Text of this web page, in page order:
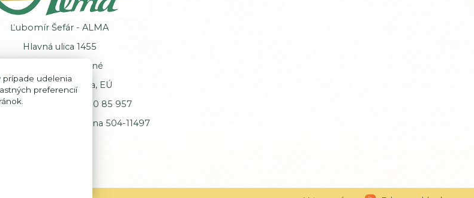
Ľubomír Šefár - ALMA
Hlavná ulica 1455
013 62 Veľké Rovné
Slovenská republika, EÚ
DPH: SK102 00 85 957
Okresný úrad Žilina 504-11497
prípade udelenia
preferencií